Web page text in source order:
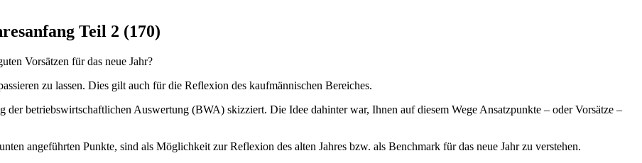
Teil 2 (170)
Vorsätzen für das neue Jahr?
zu lassen. Dies gilt auch für die Reflexion des kaufmännischen Bereiches.
betriebswirtschaftlichen Auswertung (BWA) skizziert. Die Idee dahinter war, Ihnen auf diesem Wege Ansatzpunkte – oder Vorsätze –
angeführten Punkte, sind als Möglichkeit zur Reflexion des alten Jahres bzw. als Benchmark für das neue Jahr zu verstehen.